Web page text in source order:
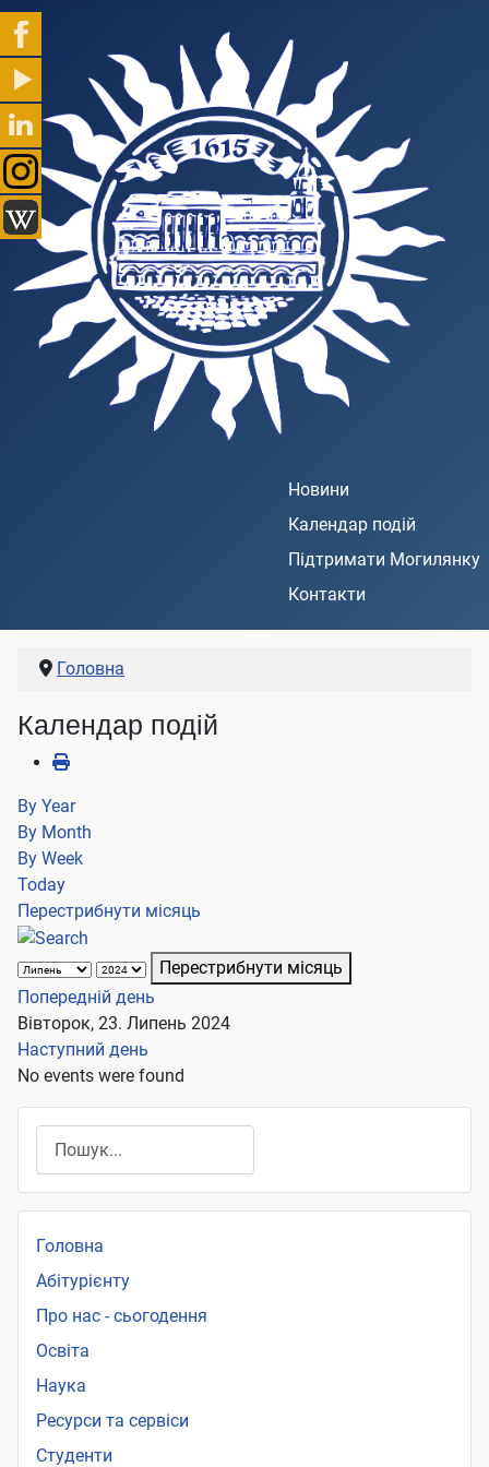
Новини
Календар подій
Підтримати Могилянку
Контакти
Головна
Календар подій
By Year
By Month
By Week
Today
Перестрибнути місяць
Перестрибнути місяць
Попередній день
Вівторок, 23. Липень 2024
Наступний день
No events were found
Головна
Абітурієнту
Про нас - сьогодення
Освіта
Наука
Ресурси та сервіси
Студенти